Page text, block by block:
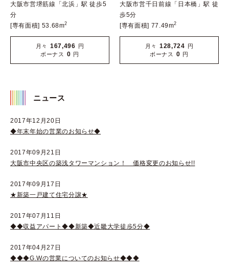
大阪市営堺筋線「北浜」駅 徒歩5
分
[専有面積] 53.68m2
月々 167,496 円
ボーナス
0 円
大阪市営千日前線「日本橋」駅 徒
歩5分
[専有面積] 77.49m2
月々 128,724 円
ボーナス
0 円
ニュース
2017年12月20日
◆年末年始の営業のお知らせ◆
2017年09月21日
大阪市中央区の築浅タワーマンション！ 価格変更のお知らせ!!
2017年09月17日
★新築一戸建て住宅分譲★
2017年07月11日
◆◆収益アパート◆◆新築◆近畿大学徒歩5分◆
2017年04月27日
◆◆◆G.Wの営業についてのお知らせ◆◆◆